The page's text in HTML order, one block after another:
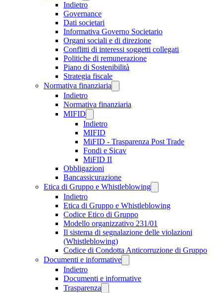
Indietro
Governance
Dati societari
Informativa Governo Societario
Organi sociali e di direzione
Conflitti di interessi soggetti collegati
Politiche di remunerazione
Piano di Sostenibilità
Strategia fiscale
Normativa finanziaria
Indietro
Normativa finanziaria
MIFID
Indietro
MIFID
MiFID - Trasparenza Post Trade
Fondi e Sicav
MiFID II
Obbligazioni
Bancassicurazione
Etica di Gruppo e Whistleblowing
Indietro
Etica di Gruppo e Whistleblowing
Codice Etico di Gruppo
Modello organizzativo 231/01
Il sistema di segnalazione delle violazioni
(Whistleblowing)
Codice di Condotta Anticorruzione di Gruppo
Documenti e informative
Indietro
Documenti e informative
Trasparenza